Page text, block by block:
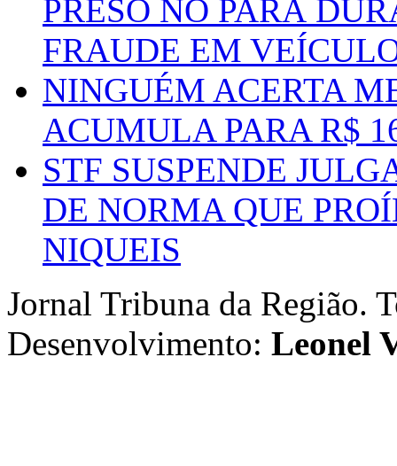
PRESO NO PARÁ
FRAUDE EM
NINGUÉM ACERTA
ACUMULA PARA R$
STF SUSPENDE
DE NORMA QUE
NIQUEIS
Jornal Tribuna da Região.
Desenvolvimento: Leonel